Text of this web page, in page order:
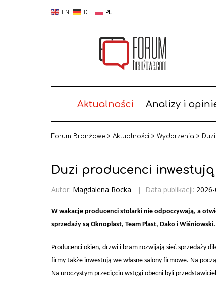
EN DE PL
Aktualności Analizy i
Forum Branżowe > Aktualności > Wydarzenia >
Duzi producenci
Autor: Magdalena Rocka | Data publikacji:
W wakacje producenci stolarki nie odpoczywają, a
sprzedaży są Oknoplast, Team Plast, Dako i Wiśniowski.
Producenci okien, drzwi i bram rozwijają sieć sprzedaży
firmy także inwestują we własne salony firmowe. Na
Na uroczystym przecięciu wstęgi obecni byli